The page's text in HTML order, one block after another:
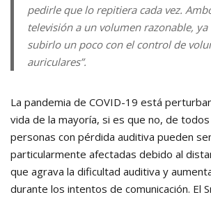
pedirle que lo repitiera cada vez.
televisión a un volumen razonable,
subirlo un poco con el control de
auriculares”.
La pandemia de COVID-19 está
vida de la mayoría, si es que no, de
personas con pérdida auditiva pueden
particularmente afectadas debido al
que agrava la dificultad auditiva y
durante los intentos de comunicación. El